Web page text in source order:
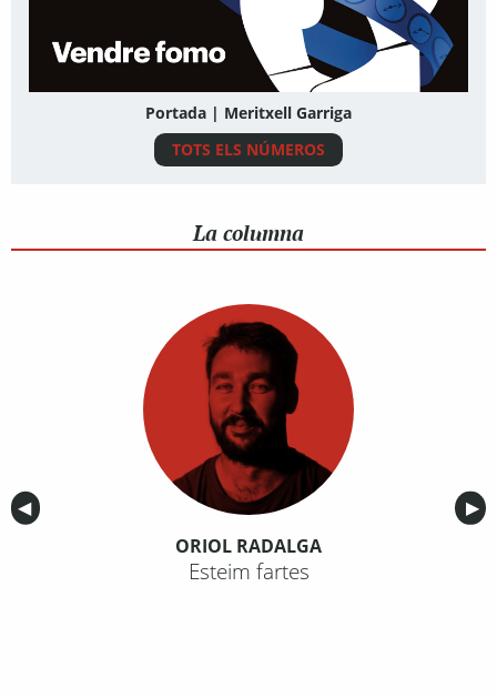
Portada | Meritxell Garriga
TOTS ELS NÚMEROS
La columna
Anterior
◀︎ ▶︎
ORIOL RADALGA
Esteim fartes